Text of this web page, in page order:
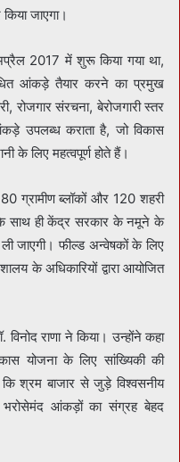
जाएगा।
2017 में शुरू किया गया था,
आंकड़े तैयार करने का प्रमुख
रोजगार संरचना, बेरोजगारी स्तर
उपलब्ध कराता है, जो विकास
के लिए महत्वपूर्ण होते हैं।
ग्रामीण ब्लॉकों और 120 शहरी
साथ ही केंद्र सरकार के नमूने के
जाएगी। फील्ड अन्वेषकों के लिए
के अधिकारियों द्वारा आयोजित
राणा ने किया। उन्होंने कहा
योजना के लिए सांख्यिकी की
कि श्रम बाजार से जुड़े विश्वसनीय
आंकड़ों का संग्रह बेहद